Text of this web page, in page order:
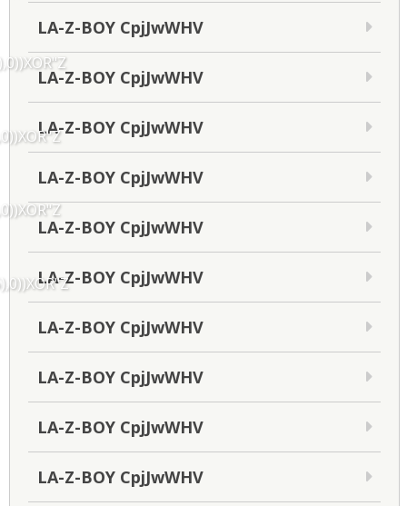
LA-Z-BOY CpjJwWHV
LA-Z-BOY CpjJwWHV
LA-Z-BOY CpjJwWHV
LA-Z-BOY CpjJwWHV
LA-Z-BOY CpjJwWHV
LA-Z-BOY CpjJwWHV
LA-Z-BOY CpjJwWHV
LA-Z-BOY CpjJwWHV
LA-Z-BOY CpjJwWHV
LA-Z-BOY CpjJwWHV